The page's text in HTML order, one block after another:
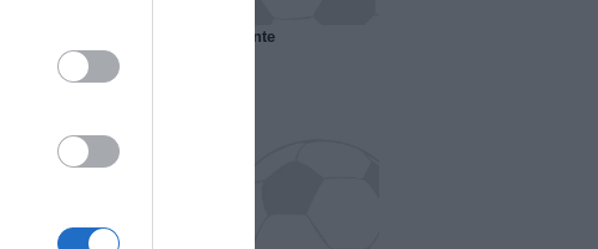
Francia, il Marsiglia senza presidente